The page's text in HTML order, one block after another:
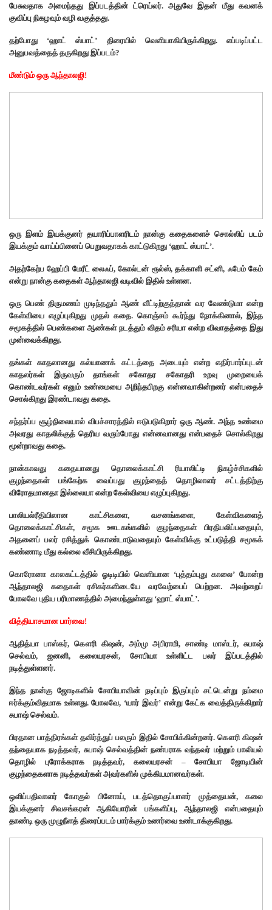
பேசுவதாக அமைந்தது இப்படத்தின் ட்ரெய்லர். அதுவே இதன் மீது கவனக்
குவிப்பு நிகழவும் வழி வகுத்தது.
தற்போது ‘ஹாட் ஸ்பாட்’ திரையில் வெளியாகியிருக்கிறது. எப்படிப்பட்ட
அனுபவத்தைத் தருகிறது இப்படம்?
மீண்டும் ஒரு ஆந்தாலஜி!
ஒரு இளம் இயக்குனர் தயாரிப்பாளரிடம் நான்கு கதைகளைச் சொல்லிப் படம்
இயக்கும் வாய்ப்பினைப் பெறுவதாகக் காட்டுகிறது ‘ஹாட் ஸ்பாட்’.
அதற்கேற்ப ஹேப்பி மேரீட் லைஃப், கோல்டன் ரூல்ஸ், தக்காளி சட்னி, ஃபேம் கேம்
என்று நான்கு கதைகள் ஆந்தாலஜி வடிவில் இதில் உள்ளன.
ஒரு பெண் திருமணம் முடிந்ததும் ஆண் வீட்டிற்குத்தான் வர வேண்டுமா என்ற
கேள்வியை எழுப்புகிறது முதல் கதை. கொஞ்சம் கூர்ந்து நோக்கினால், இந்த
சமூகத்தில் பெண்களை ஆண்கள் நடத்தும் விதம் சரியா என்ற விவாதத்தை இது
முன்வைக்கிறது.
தங்கள் காதலானது கல்யாணக் கட்டத்தை அடையும் என்ற எதிர்பார்ப்புடன்
காதலர்கள் இருவரும் தாங்கள் சகோதர சகோதரி உறவு முறையைக்
கொண்டவர்கள் எனும் உண்மையை அறிந்தபிறகு என்னவாகின்றனர் என்பதைச்
சொல்கிறது இரண்டாவது கதை.
சந்தர்ப்ப சூழ்நிலையால் விபச்சாரத்தில் ஈடுபடுகிறார் ஒரு ஆண். அந்த உண்மை
அவரது காதலிக்குத் தெரிய வரும்போது என்னவானது என்பதைச் சொல்கிறது
மூன்றாவது கதை.
நான்காவது கதையானது தொலைக்காட்சி ரியாலிட்டி நிகழ்ச்சிகளில்
குழந்தைகள் பங்கேற்க வைப்பது குழந்தைத் தொழிலாளர் சட்டத்திற்கு
விரோதமானதா இல்லையா என்ற கேள்வியை எழுப்புகிறது.
பாலியல்ரீதியிலான காட்சிகளை, வசனங்களை, கேள்விகளைத்
தொலைக்காட்சிகள், சமூக ஊடகங்களில் குழந்தைகள் பிரதிபலிப்பதையும்,
அதனைப் பலர் ரசித்துக் கொண்டாடுவதையும் கேள்விக்கு உட்படுத்தி சமூகக்
கண்ணாடி மீது கல்லை வீசியிருக்கிறது.
கொரோனா காலகட்டத்தில் ஓடிடியில் வெளியான ‘புத்தம்புது காலை’ போன்ற
ஆந்தாலஜி கதைகள் ரசிகர்களிடையே வரவேற்பைப் பெற்றன. அவற்றைப்
போலவே புதிய பரிமாணத்தில் அமைந்துள்ளது ‘ஹாட் ஸ்பாட்’.
வித்தியாசமான பார்வை!
ஆதித்யா பாஸ்கர், கௌரி கிஷன், அம்மு அபிராமி, சாண்டி மாஸ்டர், சுபாஷ்
செல்வம், ஜனனி, கலையரசன், சோபியா உள்ளிட்ட பலர் இப்படத்தில்
நடித்துள்ளனர்.
இந்த நான்கு ஜோடிகளில் சோபியாவின் நடிப்பும் இருப்பும் சட்டென்று நம்மை
ஈர்க்கும்விதமாக உள்ளது. போலவே, ‘யார் இவர்’ என்று கேட்க வைத்திருக்கிறார்
சுபாஷ் செல்வம்.
பிரதான பாத்திரங்கள் தவிர்த்துப் பலரும் இதில் சோபிக்கின்றனர். கௌரி கிஷன்
தந்தையாக நடித்தவர், சுபாஷ் செல்வத்தின் நண்பராக வந்தவர் மற்றும் பாலியல்
தொழில் புரோக்கராக நடித்தவர், கலையரசன் – சோபியா ஜோடியின்
குழந்தைகளாக நடித்தவர்கள் அவர்களில் முக்கியமானவர்கள்.
ஒளிப்பதிவாளர் கோகுல் பினோய், படத்தொகுப்பாளர் முத்தையன், கலை
இயக்குனர் சிவசங்கரன் ஆகியோரின் பங்களிப்பு, ஆந்தாலஜி என்பதையும்
தாண்டி ஒரு முழுநீளத் திரைப்படம் பார்க்கும் உணர்வை உண்டாக்குகிறது.